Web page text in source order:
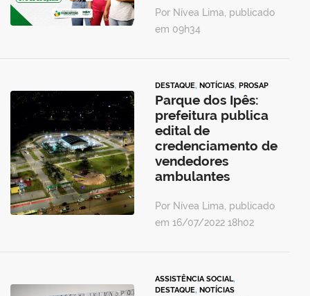
Por Nívea Lima, publicado
em 09h34
DESTAQUE, NOTÍCIAS, PROSAP
Parque dos Ipês:
prefeitura publica
edital de
credenciamento de
vendedores
ambulantes
Por Nívea Lima, publicado
em 16/07/2022 18h02
ASSISTÊNCIA SOCIAL,
DESTAQUE, NOTÍCIAS